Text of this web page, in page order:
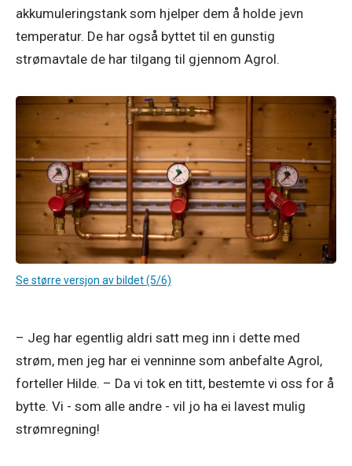
akkumuleringstank som hjelper dem å holde jevn
temperatur. De har også byttet til en gunstig
strømavtale de har tilgang til gjennom Agrol.
Se større versjon av bildet (5/6)
– Jeg har egentlig aldri satt meg inn i dette med
strøm, men jeg har ei venninne som anbefalte Agrol,
forteller Hilde. – Da vi tok en titt, bestemte vi oss for å
bytte. Vi - som alle andre - vil jo ha ei lavest mulig
strømregning!